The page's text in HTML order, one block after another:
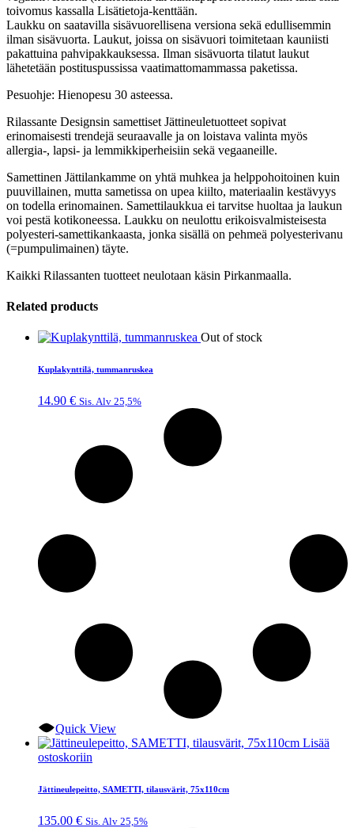
toivomus kassalla Lisätietoja-kenttään.
Laukku on saatavilla sisävuorellisena versiona sekä edullisemmin
ilman sisävuorta. Laukut, joissa on sisävuori toimitetaan kauniisti
pakattuina pahvipakkauksessa. Ilman sisävuorta tilatut laukut
lähetetään postituspussissa vaatimattomammassa paketissa.
Pesuohje: Hienopesu 30 asteessa.
Rilassante Designsin samettiset Jättineuletuotteet sopivat
erinomaisesti trendejä seuraavalle ja on loistava valinta myös
allergia-, lapsi- ja lemmikkiperheisiin sekä vegaaneille.
Samettinen Jättilankamme on yhtä muhkea ja helppohoitoinen kuin
puuvillainen, mutta sametissa on upea kiilto, materiaalin kestävyys
on todella erinomainen. Samettilaukkua ei tarvitse huoltaa ja laukun
voi pestä kotikoneessa. Laukku on neulottu erikoisvalmisteisesta
polyesteri-samettikankaasta, jonka sisällä on pehmeä polyesterivanu
(=pumpulimainen) täyte.
Kaikki Rilassanten tuotteet neulotaan käsin Pirkanmaalla.
Related products
Out of stock
Kuplakynttilä, tummanruskea
14.90 € Sis. Alv 25,5%
Quick View
Lisää
ostoskoriin
Jättineulepeitto, SAMETTI, tilausvärit, 75x110cm
135.00 € Sis. Alv 25,5%